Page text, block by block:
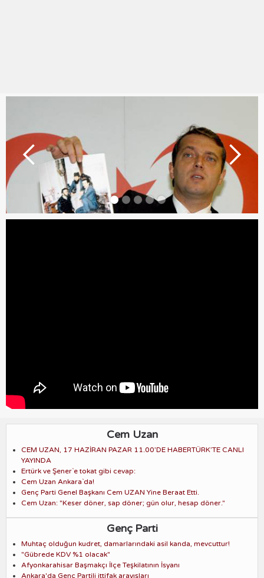
Cem Uzan
CEM UZAN, 17 HAZİRAN PAZAR 11.00’DE HABERTÜRK’TE CANLI
YAYINDA
Ertürk ve Şener`e tokat gibi cevap:
Cem Uzan Ankara`da!
Genç Parti Genel Başkanı Cem UZAN Yine Beraat Etti.
Cem Uzan: "Keser döner, sap döner; gün olur, hesap döner."
Genç Parti
Muhtaç olduğun kudret, damarlarındaki asil kanda, mevcuttur!
"Gübrede KDV %1 olacak"
Afyonkarahisar Başmakçı İlçe Teşkilatının İsyanı
Ankara'da Genç Partili ittifak arayışları